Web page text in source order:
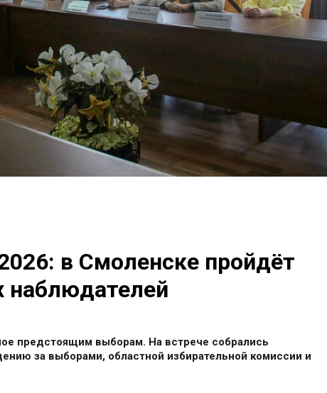
в Смоленске пройдёт
наблюдателей
предстоящим выборам. На встрече собрались
за выборами, областной избирательной комиссии и